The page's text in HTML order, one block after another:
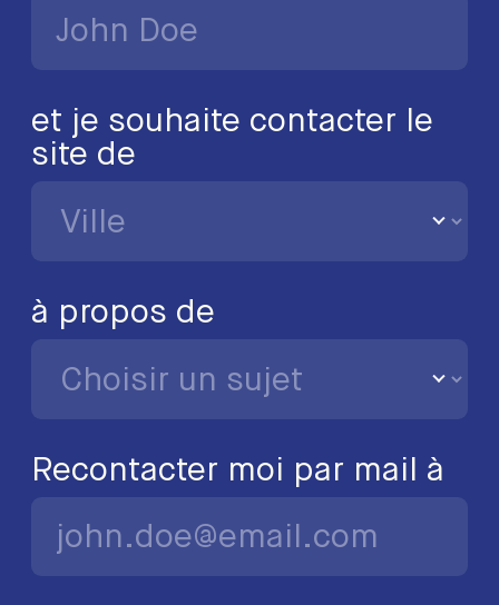
et je souhaite contacter le
site de
à propos de
Recontacter moi par mail à